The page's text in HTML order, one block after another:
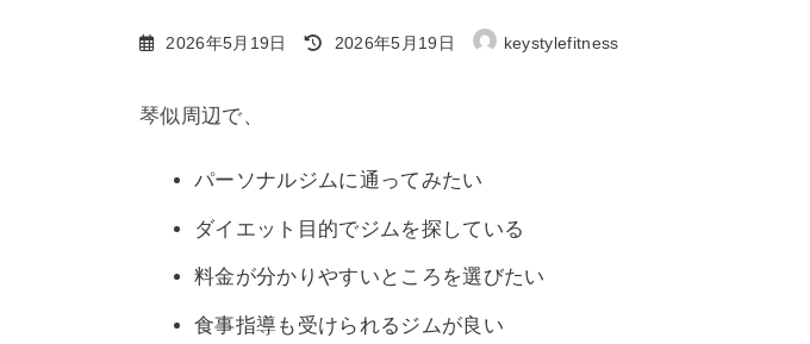
2026年5月19日
最
時
:
2026年5月19日 keystylefitness
琴似周辺で、
パーソナルジムに通ってみたい
ダイエット目的でジムを探している
料金が分かりやすいところを選びたい
食事指導も受けられるジムが良い